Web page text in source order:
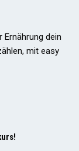
Ernährung dein
mit easy